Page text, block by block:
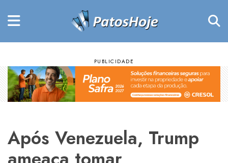
Após Venezuela, Trump